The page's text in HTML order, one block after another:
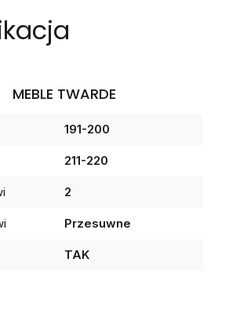
MEBLE TWARDE
191-200
211-220
2
Przesuwne
TAK